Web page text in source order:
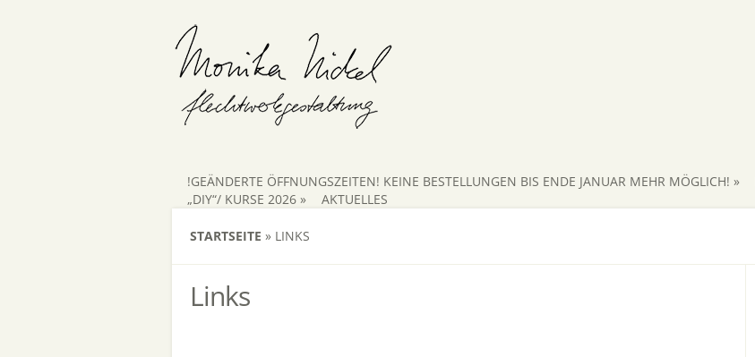
!GEÄNDERTE ÖFFNUNGSZEITEN! KEINE BESTELLUNGEN BIS ENDE JANUAR MEHR MÖGLICH! »
„DIY“/ KURSE 2026 » AKTUELLES
STARTSEITE » LINKS
Links